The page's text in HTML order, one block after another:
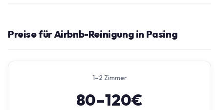
Preise für Airbnb-Reinigung in Pasing
1–2 Zimmer
80–120€